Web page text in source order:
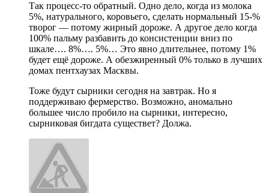
Так процесс-то обратный. Одно дело, когда из молока
5%, натурального, коровьего, сделать нормальный 15-%
творог — потому жирный дороже. А другое дело когда
100% пальму разбавить до консистенции вниз по
шкале…. 8%…. 5%… Это явно длительнее, потому 1%
будет ещё дороже. А обезжиренный 0% только в лучших
домах пентхаузах Масквы.
Тоже будут сырники сегодня на завтрак. Но я
поддерживаю фермерство. Возможно, аномально
большее число пробило на сырники, интересно,
сырниковая бигдата существет? Должа.